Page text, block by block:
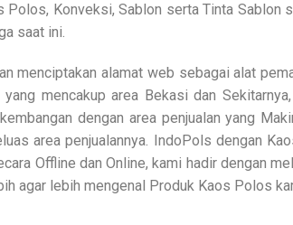
Konveksi, Sablon serta Tinta
saat ini.
menciptakan alamat web sebagai alat
mencakup area Bekasi dan
dengan area penjualan yang
area penjualannya. IndoPols dengan
Offline dan Online, kami hadir dengan
agar lebih mengenal Produk Kaos Polos